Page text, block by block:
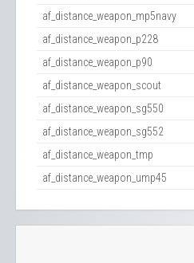
af_distance_weapon_mp5navy
af_distance_weapon_p228
af_distance_weapon_p90
af_distance_weapon_scout
af_distance_weapon_sg550
af_distance_weapon_sg552
af_distance_weapon_tmp
af_distance_weapon_ump45